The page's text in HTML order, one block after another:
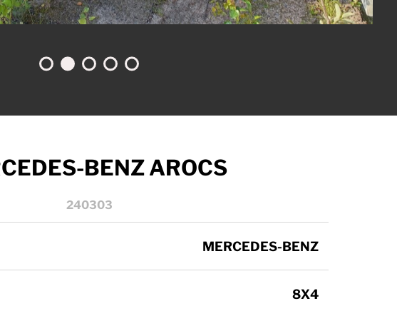
BENZ AROCS
240303
MERCEDES-BENZ
8X4